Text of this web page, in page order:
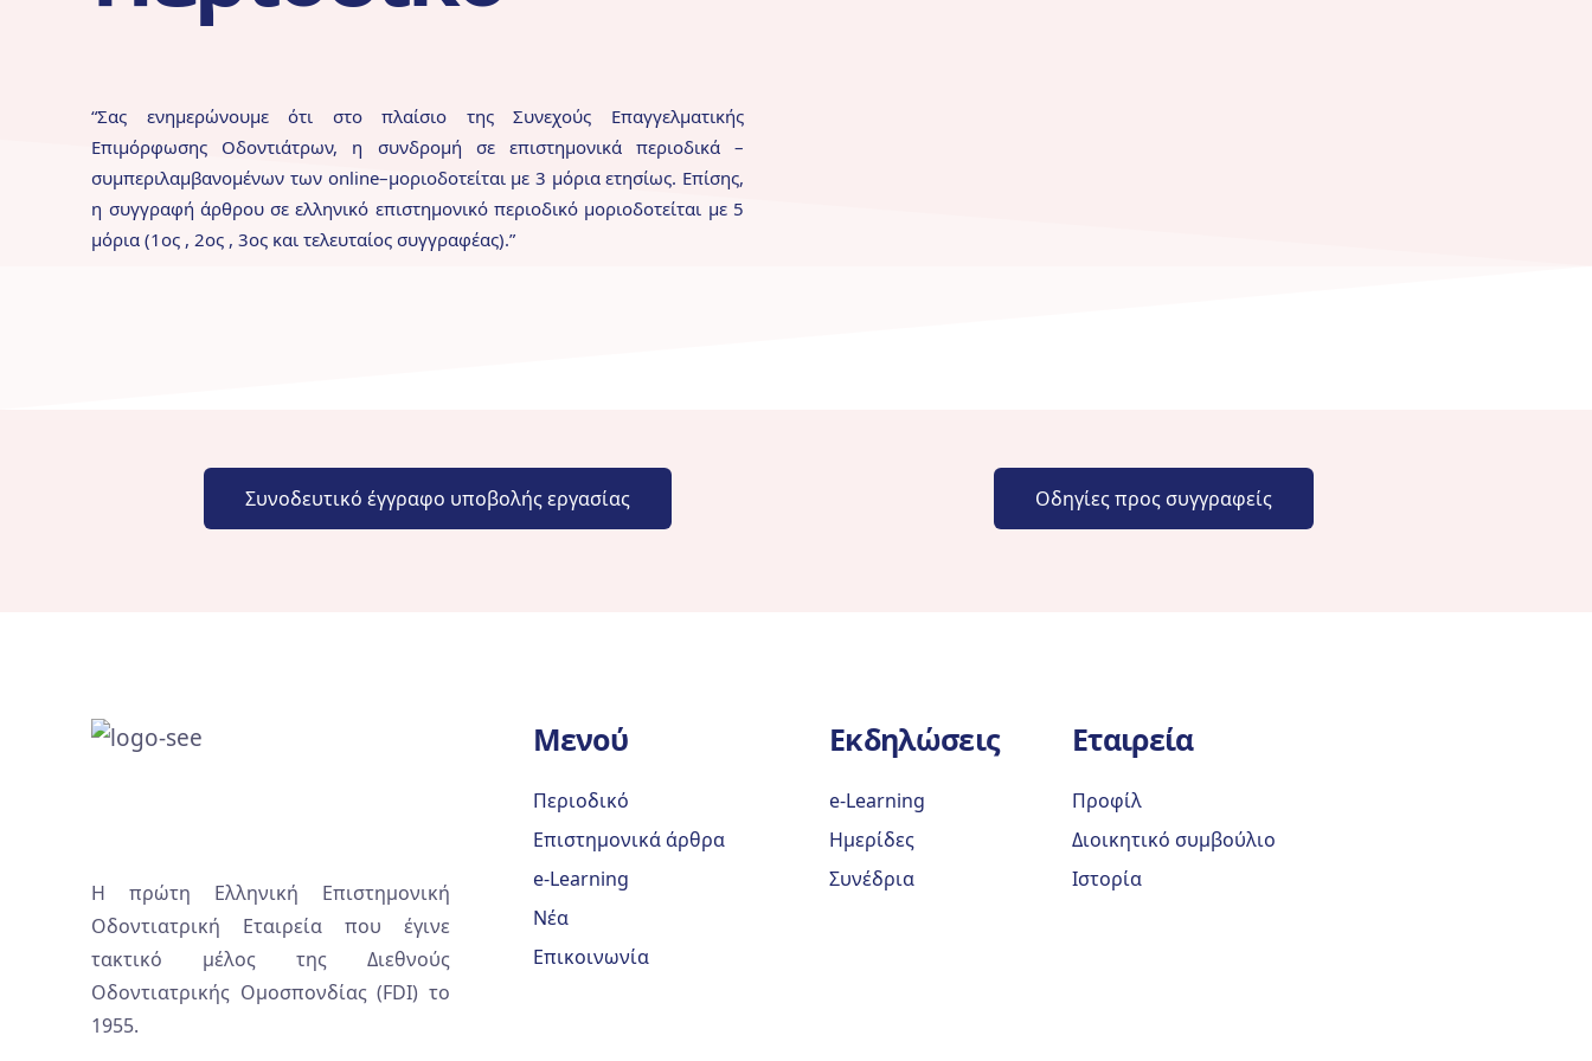
“Σας ενημερώνουμε ότι στο πλαίσιο της Συνεχούς Επαγγελματικής
Επιμόρφωσης Οδοντιάτρων, η συνδρομή σε επιστημονικά περιοδικά
–
συμπεριλαμβανομένων των online–μοριοδοτείται με 3 μόρια ετησίως. Επίσης,
η συγγραφή άρθρου σε ελληνικό επιστημονικόπεριοδικό μοριοδοτείται με 5
μόρια (1ος , 2ος , 3ος και τελευταίος συγγραφέας).”
Συνοδευτικό έγγραφο υποβολής εργασίας Οδηγίες προς συγγραφείς
Η πρώτη Ελληνική Επιστημονική
Οδοντιατρική Εταιρεία που έγινε
τακτικό μέλος της Διεθνούς
Οδοντιατρικής Ομοσπονδίας (FDI) το
1955.
Μενού
Περιοδικό
Επιστημονικά άρθρα
e-Learning
Νέα
Επικοινωνία
Εκδηλώσεις
e-Learning
Ημερίδες
Συνέδρια
Εταιρεία
Προφίλ
Διοικητικό συμβούλιο
Ιστορία